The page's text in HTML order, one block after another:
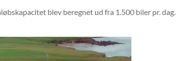
blev beregnet ud fra 1.500 biler pr.